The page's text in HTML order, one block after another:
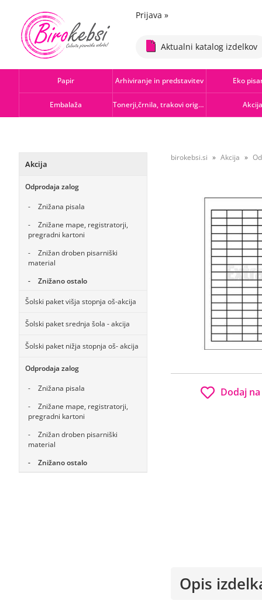
Prijava »
Aktualni katalog izdelkov
Papir Arhiviranje in predstavitev Eko
Embalaža Tonerji,črnila, trakovi orig.-rec. Akcija
Akcija
Odprodaja zalog
Znižana pisala
Znižane mape, registratorji,
pregradni kartoni
Znižan droben pisarniški
material
Znižano ostalo
Šolski paket višja stopnja oš-akcija
Šolski paket srednja šola - akcija
Šolski paket nižja stopnja oš- akcija
Odprodaja zalog
Znižana pisala
Znižane mape, registratorji,
pregradni kartoni
Znižan droben pisarniški
material
Znižano ostalo
birokebsi.si Akcija
Dodaj
Opis